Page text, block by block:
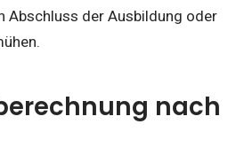
Abschluss der Ausbildung oder
nach